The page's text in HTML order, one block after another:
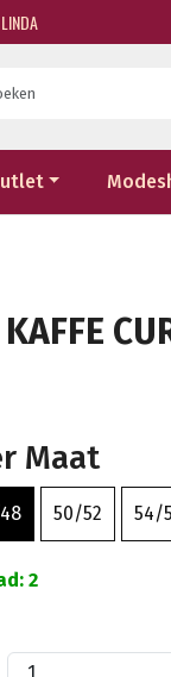
KAFFE
Maat
50/52 54/
2